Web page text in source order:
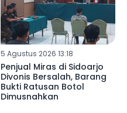
5 Agustus 2026 13:18
Penjual Miras di Sidoarjo
Divonis Bersalah, Barang
Bukti Ratusan Botol
Dimusnahkan